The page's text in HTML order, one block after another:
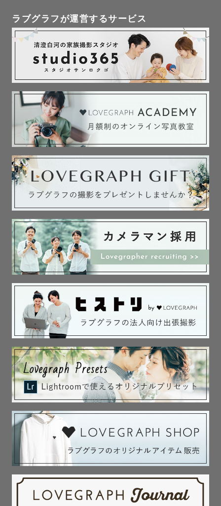
👶お宮参り認定フォトグラファー
👘七五三認定フォトグラファー
💐ウエディング認定フォトグラファー
👨‍❤️‍💋‍👨LGBTQ＋フレンドリー認定フォトグラファー
💒和装婚礼前撮り大歓迎！多数経験あります
和装婚礼衣装（お着物）レンタルは格安価格でご案内が可
能です。
撮影小物もお貸し出し可能です！（和傘・緋毛氈）
👘お着物を着ての撮影はお任せください👘
和装のマナーもバッチリ！
是非、お着物での撮影にもお呼び立てください👘
七五三・お宮参り撮影時にお母様がお着物を着る場合も
その都度お直ししております。
🌾神社・お寺さまでの撮影　お任せください🌾
⏬️撮影経験のある神社仏閣さまは下記参照⏬️
静岡県内の神社さま、
山梨県・神奈川県の一部の神社さまにて
多数の撮影経験があります。
お宮参り、七五三など
神社さまでのご祈祷を含む撮影の際は是非ご用命くださ
い！
🚨別途撮影許可・シャッター料がかかる場合がありま
お参りする神社さまが確定しましたら、ご希望の神社さ
まへお問い合わせをお願いいたします。
ラブグラフが運営するサービス